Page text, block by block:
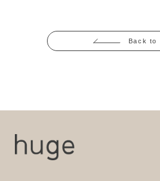
Back to